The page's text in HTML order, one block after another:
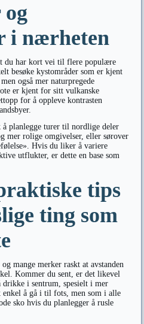
og
i nærheten
du har kort vei til flere populære
besøke kystområder som er kjent
også mer naturpregede
er kjent for sitt vulkanske
for å oppleve kontrasten
planlegge turer til nordlige deler
mer rolige omgivelser, eller sørover
Hvis du liker å variere
utflukter, er dette en base som
tips
ting som
mange merker raskt at avstanden
Kommer du sent, er det likevel
i sentrum, spesielt i mer
enkel å gå i til fots, men som i alle
sko hvis du planlegger å rusle